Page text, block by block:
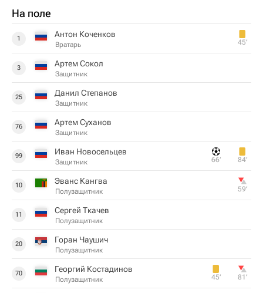
На поле
1 Антон Коченков
Вратарь 45‎’‎
3 Артем Сокол
Защитник
25 Данил Степанов
Защитник
76 Артем Суханов
Защитник
99 Иван Новосельцев
Защитник 66‎’‎ 84‎’‎
10 Эванс Кангва
Полузащитник 59‎’‎
11 Сергей Ткачев
Полузащитник
20 Горан Чаушич
Полузащитник
70 Георгий Костадинов
Полузащитник 45‎’‎ 81‎’‎